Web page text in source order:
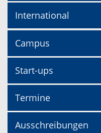
International
Campus
Start-ups
Termine
Ausschreibungen